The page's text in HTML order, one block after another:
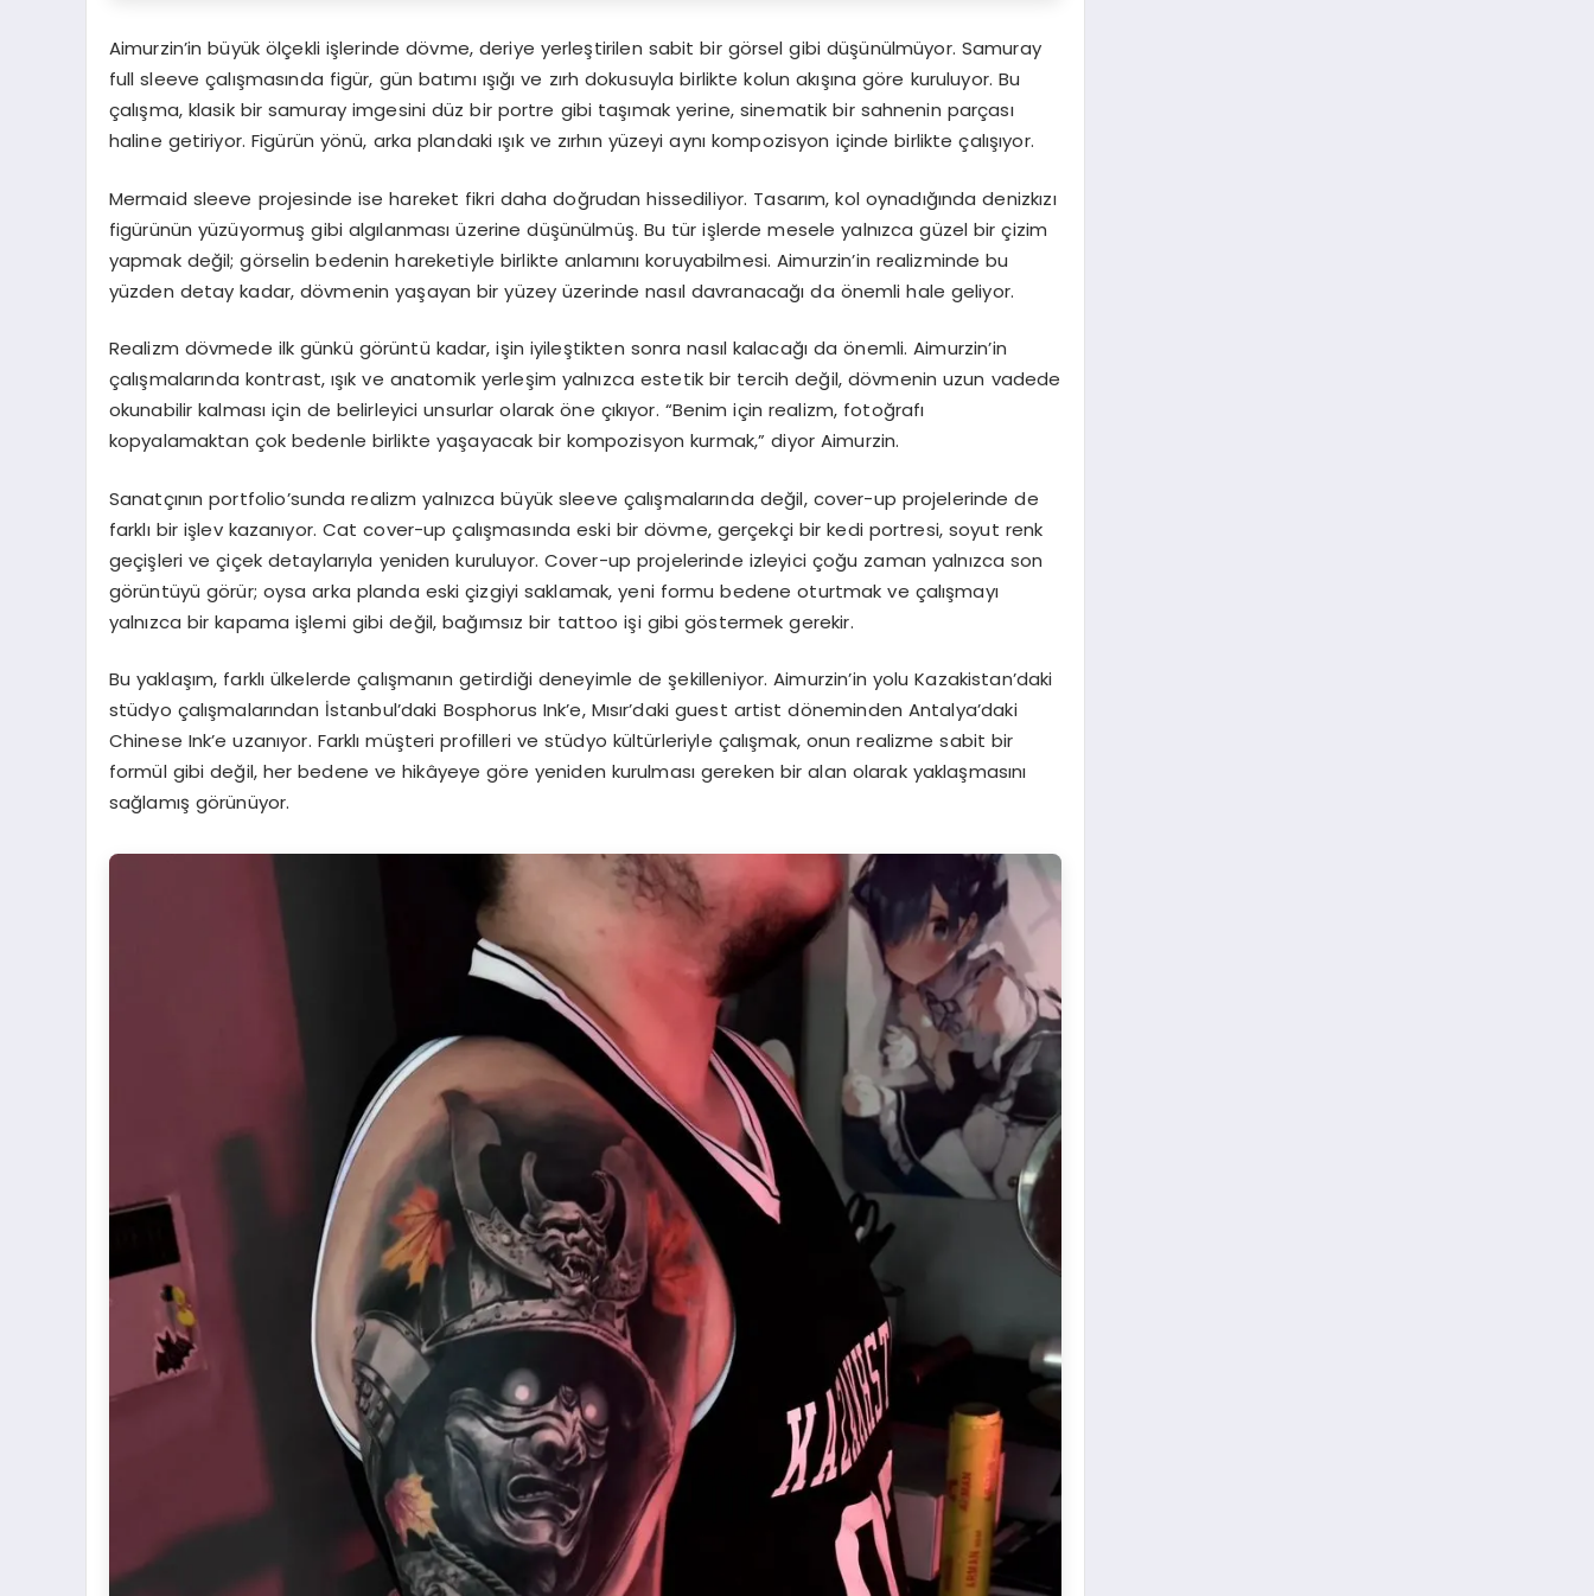
Aimurzin’in büyük ölçekli işlerinde dövme, deriye yerleştirilen sabit bir görsel gibi düşünülmüyor. Samuray
full sleeve çalışmasında figür, gün batımı ışığı ve zırh dokusuyla birlikte kolun akışına göre kuruluyor. Bu
çalışma, klasik bir samuray imgesini düz bir portre gibi taşımak yerine, sinematik bir sahnenin parçası
haline getiriyor. Figürün yönü, arka plandaki ışık ve zırhın yüzeyi aynı kompozisyon içinde birlikte çalışıyor.
Mermaid sleeve projesinde ise hareket fikri daha doğrudan hissediliyor. Tasarım, kol oynadığında denizkızı
figürünün yüzüyormuş gibi algılanması üzerine düşünülmüş. Bu tür işlerde mesele yalnızca güzel bir çizim
yapmak değil; görselin bedenin hareketiyle birlikte anlamını koruyabilmesi. Aimurzin’in realizminde bu
yüzden detay kadar, dövmenin yaşayan bir yüzey üzerinde nasıl davranacağı da önemli hale geliyor.
Realizm dövmede ilk günkü görüntü kadar, işin iyileştikten sonra nasıl kalacağı da önemli. Aimurzin’in
çalışmalarında kontrast, ışık ve anatomik yerleşim yalnızca estetik bir tercih değil, dövmenin uzun vadede
okunabilir kalması için de belirleyici unsurlar olarak öne çıkıyor. “Benim için realizm, fotoğrafı
kopyalamaktan çok bedenle birlikte yaşayacak bir kompozisyon kurmak,” diyor Aimurzin.
Sanatçının portfolio’sunda realizm yalnızca büyük sleeve çalışmalarında değil, cover-up projelerinde de
farklı bir işlev kazanıyor. Cat cover-up çalışmasında eski bir dövme, gerçekçi bir kedi portresi, soyut renk
geçişleri ve çiçek detaylarıyla yeniden kuruluyor. Cover-up projelerinde izleyici çoğu zaman yalnızca son
görüntüyü görür; oysa arka planda eski çizgiyi saklamak, yeni formu bedene oturtmak ve çalışmayı
yalnızca bir kapama işlemi gibi değil, bağımsız bir tattoo işi gibi göstermek gerekir.
Bu yaklaşım, farklı ülkelerde çalışmanın getirdiği deneyimle de şekilleniyor. Aimurzin’in yolu Kazakistan’daki
stüdyo çalışmalarından İstanbul’daki Bosphorus Ink’e, Mısır’daki guest artist döneminden Antalya’daki
Chinese Ink’e uzanıyor. Farklı müşteri profilleri ve stüdyo kültürleriyle çalışmak, onun realizme sabit bir
formül gibi değil, her bedene ve hikâyeye göre yeniden kurulması gereken bir alan olarak yaklaşmasını
sağlamış görünüyor.